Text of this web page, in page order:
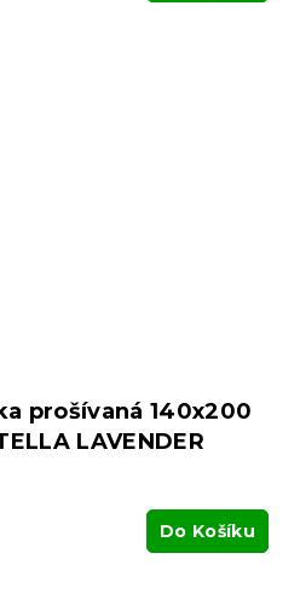
prošívaná 140x200
LAVENDER
Do Košíku